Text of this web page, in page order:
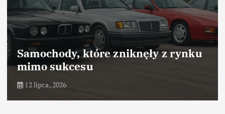
Samochody, które odniosły sukces
dzięki marketingowi
10 lipca, 2026